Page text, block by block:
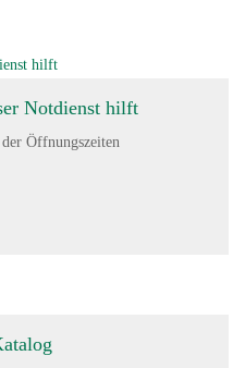
Notdienst hilft
Öffnungszeiten